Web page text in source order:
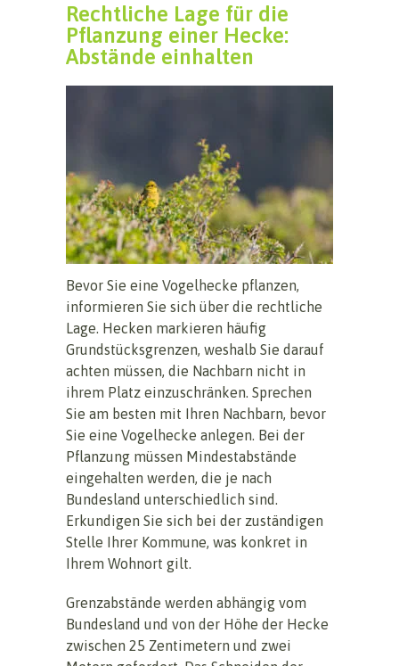
Rechtliche Lage für die
Pflanzung einer Hecke:
Abstände einhalten
Bevor Sie eine Vogelhecke pflanzen,
informieren Sie sich über die rechtliche
Lage. Hecken markieren häufig
Grundstücksgrenzen, weshalb Sie darauf
achten müssen, die Nachbarn nicht in
ihrem Platz einzuschränken. Sprechen
Sie am besten mit Ihren Nachbarn, bevor
Sie eine Vogelhecke anlegen. Bei der
Pflanzung müssen Mindestabstände
eingehalten werden, die je nach
Bundesland unterschiedlich sind.
Erkundigen Sie sich bei der zuständigen
Stelle Ihrer Kommune, was konkret in
Ihrem Wohnort gilt.
Grenzabstände werden abhängig vom
Bundesland und von der Höhe der Hecke
zwischen 25 Zentimetern und zwei